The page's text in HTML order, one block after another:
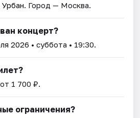
Урбан. Город — Москва.
концерт?
2026 • суббота • 19:30.
1 700 ₽.
ограничения?